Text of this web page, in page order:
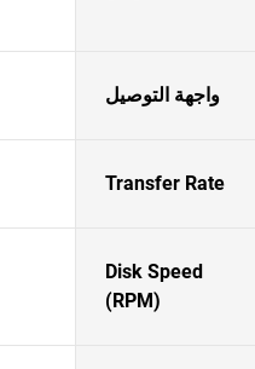
واجهة التوصيل
Transfer Rate
Disk Speed
(RPM)